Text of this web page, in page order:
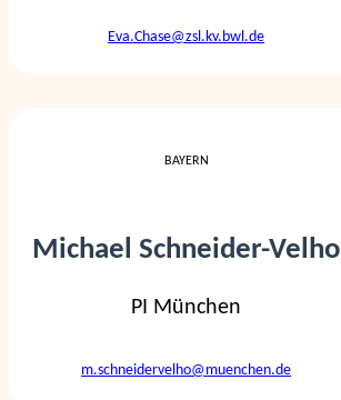
Eva.Chase@zsl.kv.bwl.de
BAYERN
Michael Schneider-Velho
PI München
m.schneidervelho@muenchen.de